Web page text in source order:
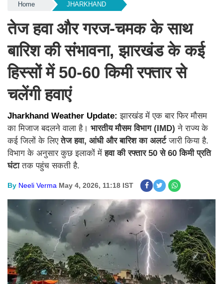
Home JHARKHAND
तेज हवा और गरज-चमक के साथ
बारिश की संभावना, झारखंड के कई
हिस्सों में 50-60 किमी रफ्तार से
चलेंगी हवाएं
Jharkhand Weather Update:झारखंड में एक बार फिर मौसम
का मिजाज बदलने वाला है। भारतीय मौसम विभाग (IMD) ने राज्य के
कई जिलों के लिएतेज हवा, आंधी और बारिश का अलर्टजारी किया है.
विभाग के अनुसार कुछ इलाकों मेंहवा की रफ्तार 50 से 60 किमी प्रति
घंटातक पहुंच सकती है.
By Neeli Verma May 4, 2026, 11:18 IST